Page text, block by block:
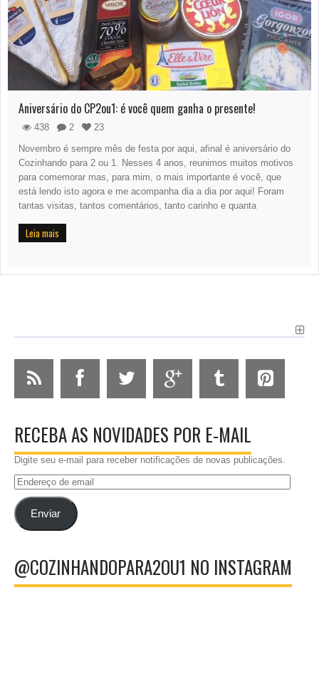
Aniversário do CP2ou1: é você quem ganha o presente!
438 2
23
Novembro é sempre mês de festa por aqui, afinal é aniversário do
Cozinhando para 2 ou 1. Nesses 4 anos, reunimos muitos motivos
para comemorar mas, para mim, o mais importante é você, que
está lendo isto agora e me acompanha dia a dia por aqui! Foram
tantas visitas, tantos comentários, tanto carinho e quanta
Leia mais
RECEBA AS NOVIDADES POR E-MAIL
Digite seu e-mail para receber notificações de novas publicações.
Endereço
emailEnviar
@COZINHANDOPARA2OU1 NO INSTAGRAM